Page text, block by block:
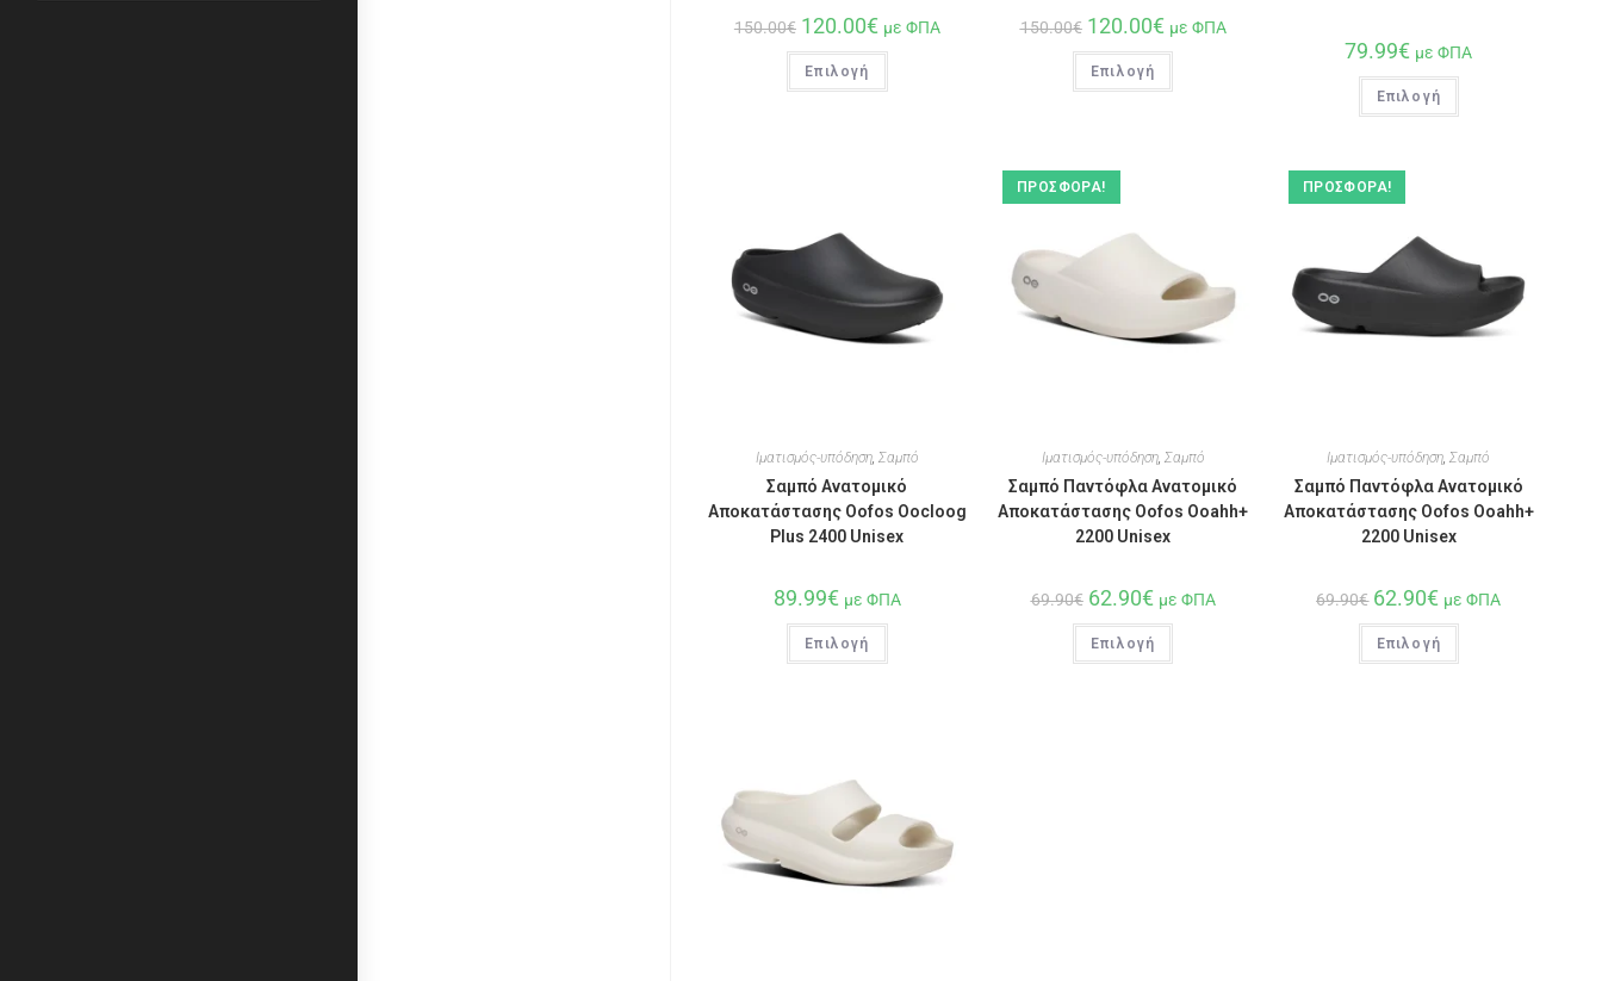
150.00€ 120.00€ με ΦΠΑ
Επιλογή
150.00€ 120.00€ με ΦΠΑ
Επιλογή
79.99€ με ΦΠΑ
Επιλογή
Ιματισμός-υπόδηση, Σαμπό
Σαμπό Ανατομικό
Αποκατάστασης Oofos Oocloog
Plus 2400 Unisex
89.99€ με ΦΠΑ
Επιλογή
ΠΡΟΣΦΟΡΆ!
Ιματισμός-υπόδηση, Σαμπό
Σαμπό Παντόφλα Ανατομικό
Αποκατάστασης Oofos Ooahh+
2200 Unisex
69.90€ 62.90€ με ΦΠΑ
Επιλογή
ΠΡΟΣΦΟΡΆ!
Ιματισμός-υπόδηση ,Σαμπό
Σαμπό Παντόφλα Ανατομικό
Αποκατάστασης Oofos Ooahh+
2200 Unisex
69.90€ 62.90€ με ΦΠΑ
Επιλογή